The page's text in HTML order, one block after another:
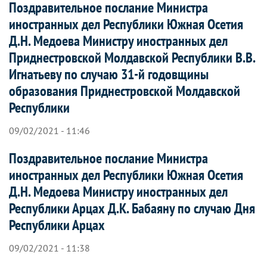
Поздравительное послание Министра
иностранных дел Республики Южная Осетия
Д.Н. Медоева Министру иностранных дел
Приднестровской Молдавской Республики В.В.
Игнатьеву по случаю 31-й годовщины
образования Приднестровской Молдавской
Республики
09/02/2021 - 11:46
Поздравительное послание Министра
иностранных дел Республики Южная Осетия
Д.Н. Медоева Министру иностранных дел
Республики Арцах Д.К. Бабаяну по случаю Дня
Республики Арцах
09/02/2021 - 11:38